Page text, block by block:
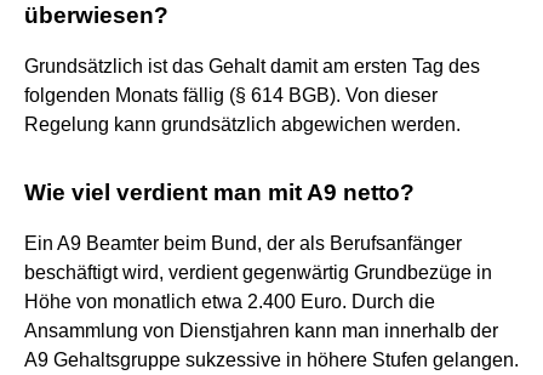
überwiesen?
Grundsätzlich ist das Gehalt damit am ersten Tag des
folgenden Monats fällig (§ 614 BGB). Von dieser
Regelung kann grundsätzlich abgewichen werden.
Wie viel verdient man mit A9 netto?
Ein A9 Beamter beim Bund, der als Berufsanfänger
beschäftigt wird, verdient gegenwärtig Grundbezüge in
Höhe von monatlich etwa 2.400 Euro. Durch die
Ansammlung von Dienstjahren kann man innerhalb der
A9 Gehaltsgruppe sukzessive in höhere Stufen gelangen.